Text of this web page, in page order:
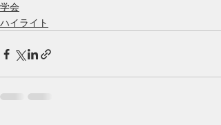
学会
ハイライト